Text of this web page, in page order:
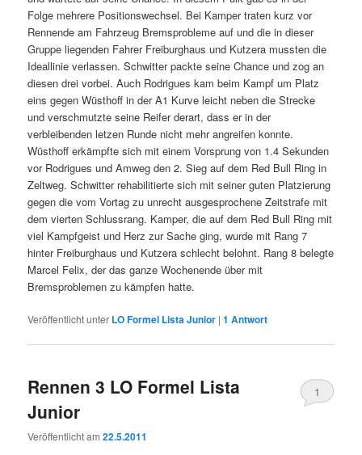
Folge mehrere Positionswechsel. Bei Kamper traten kurz vor
Rennende am Fahrzeug Bremsprobleme auf und die in dieser
Gruppe liegenden Fahrer Freiburghaus und Kutzera mussten die
Ideallinie verlassen. Schwitter packte seine Chance und zog an
diesen drei vorbei. Auch Rodrigues kam beim Kampf um Platz
eins gegen Wüsthoff in der A1 Kurve leicht neben die Strecke
und verschmutzte seine Reifer derart, dass er in der
verbleibenden letzen Runde nicht mehr angreifen konnte.
Wüsthoff erkämpfte sich mit einem Vorsprung von 1.4 Sekunden
vor Rodrigues und Amweg den 2. Sieg auf dem Red Bull Ring in
Zeltweg. Schwitter rehabilitierte sich mit seiner guten Platzierung
gegen die vom Vortag zu unrecht ausgesprochene Zeitstrafe mit
dem vierten Schlussrang. Kamper, die auf dem Red Bull Ring mit
viel Kampfgeist und Herz zur Sache ging, wurde mit Rang 7
hinter Freiburghaus und Kutzera schlecht belohnt. Rang 8 belegte
Marcel Felix, der das ganze Wochenende über mit
Bremsproblemen zu kämpfen hatte.
Veröffentlicht unter LO Formel Lista Junior |1 Antwort
Rennen 3 LO Formel Lista
Junior
Veröffentlicht am22.5.2011
1